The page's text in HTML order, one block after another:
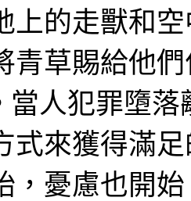
上的走獸和
青草賜給他
當人犯罪墮
式來獲得滿
，憂慮也開